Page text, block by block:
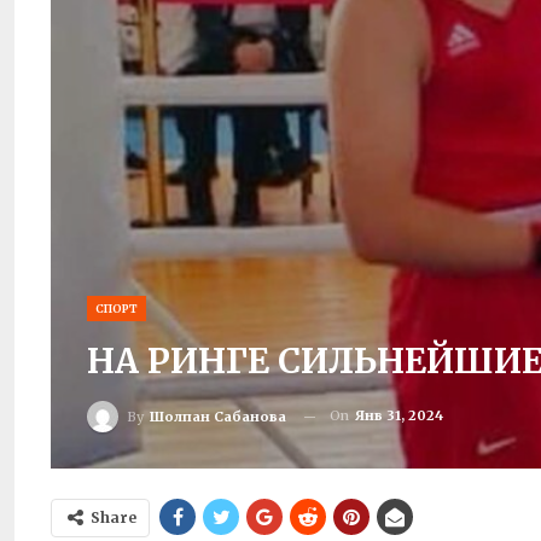
СПОРТ
НА РИНГЕ
By Шолпан Сабанова On Янв 31, 2024
Share